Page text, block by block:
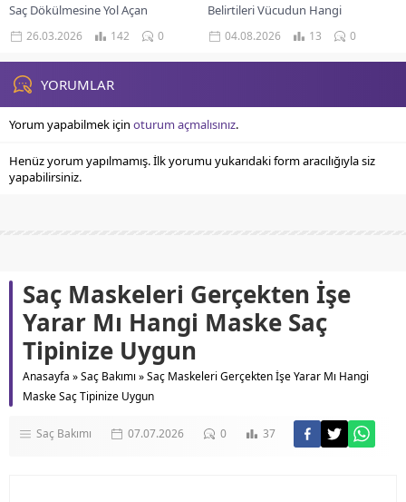
Saç Dökülmesine Yol Açan
Faktörler Genetik Yatkınlık
Hormonal Değişiklikler Tıbbi
Durumlar Ve...
26.03.2026 142 0
Belirtileri Vücudun Hangi
Bölgelerinde Görülür Avuç İçi Ve
Ayak Tabanları Eklem Yerleri Genital
Bölge Yüz Bölgesi...
04.08.2026 13 0
YORUMLAR
Yorum yapabilmek için oturum açmalısınız.
Henüz yorum yapılmamış. İlk yorumu yukarıdaki form aracılığıyla siz
yapabilirsiniz.
Saç Maskeleri Gerçekten İşe
Yarar Mı Hangi Maske Saç
Tipinize Uygun
Anasayfa »Saç Bakımı »Saç Maskeleri Gerçekten İşe Yarar Mı Hangi
Maske Saç Tipinize Uygun
Saç Bakımı 07.07.2026 0 37